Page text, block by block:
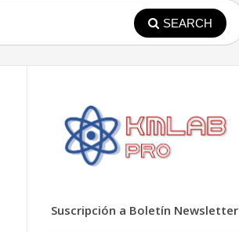
SEARCH
Suscripción a Boletín Newsletter